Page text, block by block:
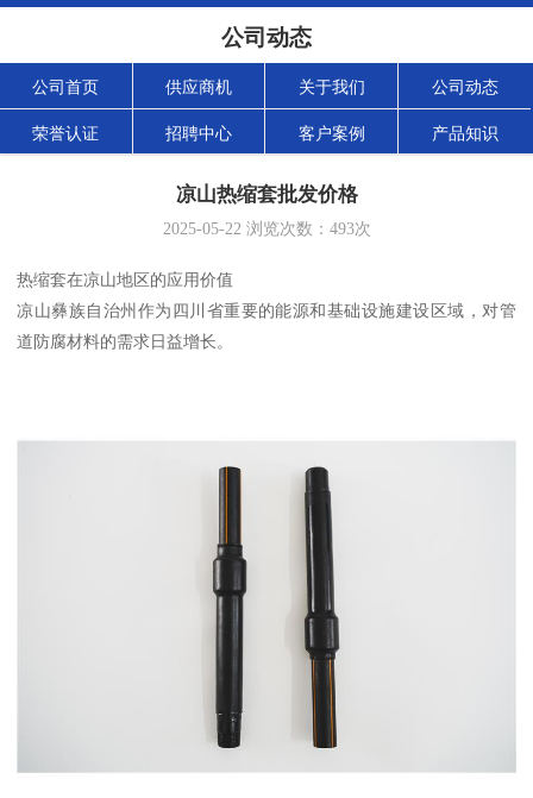
公司动态
公司首页 供应商机 关于我们 公司动态
荣誉认证 招聘中心 客户案例 产品知识
凉山热缩套批发价格
2025-05-22浏览次数： 493次
热缩套在凉山地区的应用价值
凉山彝族自治州作为四川省重要的能源和基础设施建设区域，对管
道防腐材料的需求日益增长。